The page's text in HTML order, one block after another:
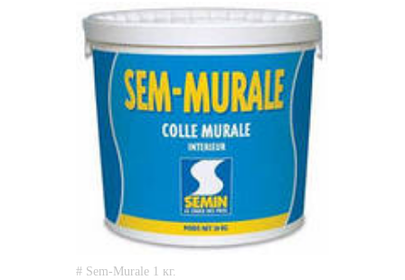
# Sem-Murale 1 кг.